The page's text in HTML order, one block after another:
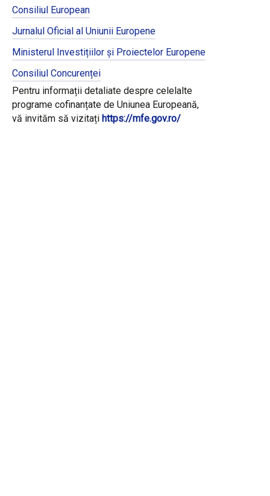
Consiliul European
Jurnalul Oficial al Uniunii Europene
Ministerul Investițiilor și Proiectelor Europene
Consiliul Concurenței
Pentru informații detaliate despre celelalte
programe cofinanțate de Uniunea Europeană,
vă invităm să vizitați https://mfe.gov.ro/